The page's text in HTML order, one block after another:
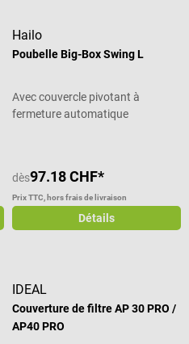
Hailo
Poubelle Big-Box Swing L
Avec couvercle pivotant à
fermeture automatique
dès97.18 CHF*
Prix TTC, hors frais de livraison
Détails
IDEAL
Couverture de filtre AP 30 PRO /
AP40 PRO